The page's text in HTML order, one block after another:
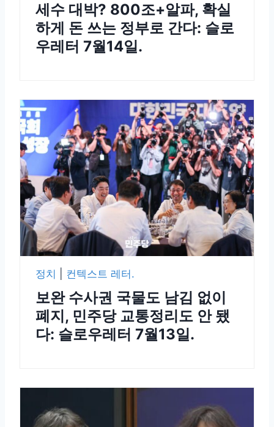
세수 대박? 800조+알파, 확실
하게 돈 쓰는 정부로 간다: 슬로
우레터 7월14일.
정치 컨텍스트 레터.
보완 수사권 국물도 남김 없이
폐지, 민주당 교통정리도 안 됐
다: 슬로우레터 7월13일.